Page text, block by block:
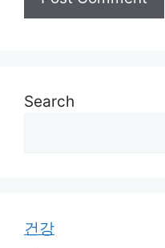
Search
건강